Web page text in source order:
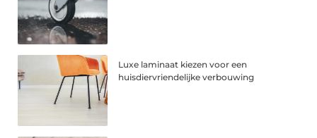
Luxe laminaat kiezen voor een
huisdiervriendelijke verbouwing